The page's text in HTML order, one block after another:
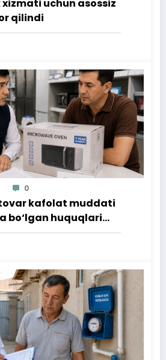
uchun asossiz
qilindi
0
kafolat muddati
bo‘lgan huquqlari